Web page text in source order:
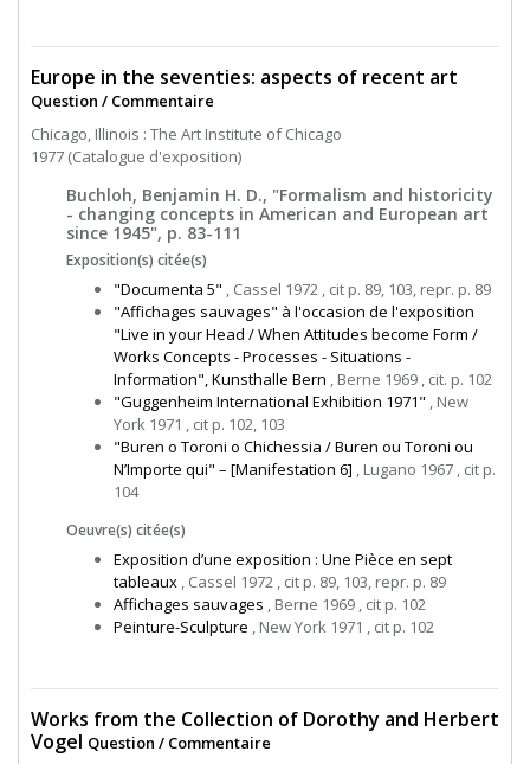
Europe in the seventies: aspects of recent art
Question / Commentaire
Chicago, Illinois : The Art Institute of Chicago
1977 (Catalogue d'exposition)
Buchloh, Benjamin H. D., "Formalism and historicity
- changing concepts in American and European art
since 1945", p. 83-111
Exposition(s) citée(s)
"Documenta 5" , Cassel 1972 , cit p. 89, 103, repr. p. 89
"Affichages sauvages" à l'occasion de l'exposition
"Live in your Head / When Attitudes become Form /
Works Concepts - Processes - Situations -
Information", Kunsthalle Bern , Berne 1969 , cit. p. 102
"Guggenheim International Exhibition 1971" , New
York 1971 , cit p. 102, 103
"Buren o Toroni o Chichessia / Buren ou Toroni ou
N’Importe qui" – [Manifestation 6] , Lugano 1967 , cit p.
104
Oeuvre(s) citée(s)
Exposition d’une exposition : Une Pièce en sept
tableaux , Cassel 1972 , cit p. 89, 103, repr. p. 89
Affichages sauvages , Berne 1969 , cit p. 102
Peinture-Sculpture , New York 1971 , cit p. 102
Works from the Collection of Dorothy and Herbert
Vogel Question / Commentaire